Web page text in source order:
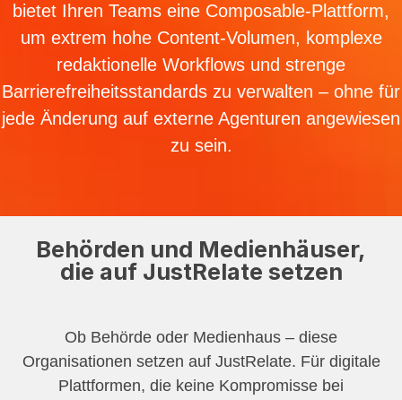
bietet Ihren Teams eine Composable-Plattform,
um extrem hohe Content-Volumen, komplexe
redaktionelle Workflows und strenge
Barrierefreiheitsstandards zu verwalten – ohne für
jede Änderung auf externe Agenturen angewiesen
zu sein.
Behörden und Medienhäuser,
die auf JustRelate setzen
Ob Behörde oder Medienhaus – diese
Organisationen setzen auf JustRelate. Für digitale
Plattformen, die keine Kompromisse bei